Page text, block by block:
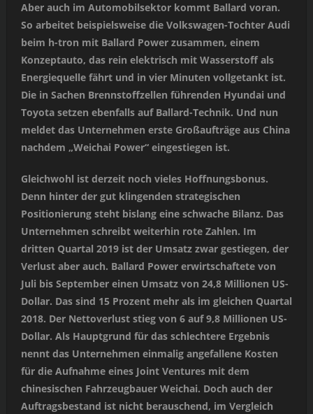
Aber auch im Automobilsektor kommt Ballard voran.
So arbeitet beispielsweise die Volkswagen-Tochter Audi
beim h-tron mit Ballard Power zusammen, einem
Konzeptauto, das rein elektrisch mit Wasserstoff als
Energiequelle fährt und in vier Minuten vollgetankt ist.
Die in Sachen Brennstoffzellen führenden Hyundai und
Toyota setzen ebenfalls auf Ballard-Technik. Und nun
meldet das Unternehmen erste Großaufträge aus China
nachdem „Weichai Power“ eingestiegen ist.
Gleichwohl ist derzeit noch vieles Hoffnungsbonus.
Denn hinter der gut klingenden strategischen
Positionierung steht bislang eine schwache Bilanz. Das
Unternehmen schreibt weiterhin rote Zahlen. Im
dritten Quartal 2019 ist der Umsatz zwar gestiegen, der
Verlust aber auch. Ballard Power erwirtschaftete von
Juli bis September einen Umsatz von 24,8 Millionen US-
Dollar. Das sind 15 Prozent mehr als im gleichen Quartal
2018. Der Nettoverlust stieg von 6 auf 9,8 Millionen US-
Dollar. Als Hauptgrund für das schlechtere Ergebnis
nennt das Unternehmen einmalig angefallene Kosten
für die Aufnahme eines Joint Ventures mit dem
chinesischen Fahrzeugbauer Weichai. Doch auch der
Auftragsbestand ist nicht berauschend, im Vergleich